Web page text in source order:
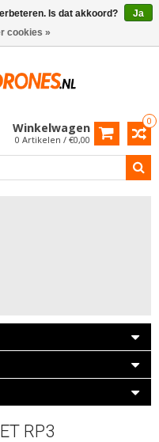
0
Winkelwagen
0 Artikelen / €0,00
RP3
Is dat akkoord?
Ja
cookies »